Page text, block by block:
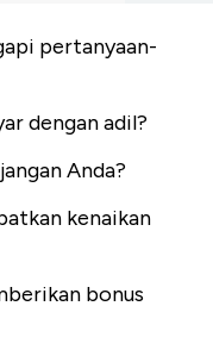
pertanyaan-
dengan adil?
Anda?
kenaikan
bonus